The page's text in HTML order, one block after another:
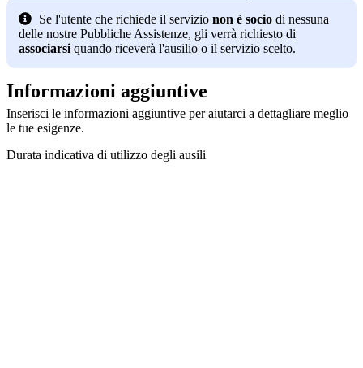
Se l'utente che richiede il servizio non è socio di nessuna
delle nostre Pubbliche Assistenze, gli verrà richiesto di
associarsi quando riceverà l'ausilio o il servizio scelto.
Informazioni aggiuntive
Inserisci le informazioni aggiuntive per aiutarci a dettagliare meglio
le tue esigenze.
Durata indicativa di utilizzo degli ausili